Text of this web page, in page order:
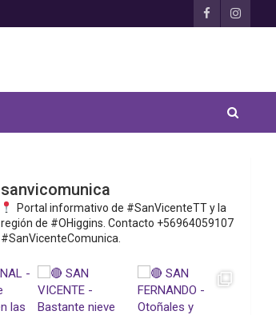
sanvicomunica
Portal informativo de #SanVicenteTT y la
región de #OHiggins. Contacto +56964059107
#SanVicenteComunica.